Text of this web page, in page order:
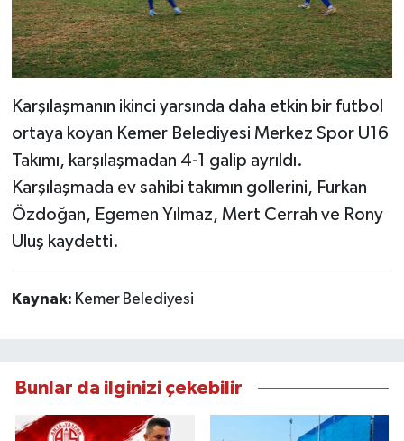
Karşılaşmanın ikinci yarsında daha etkin bir futbol
ortaya koyan Kemer Belediyesi Merkez Spor U16
Takımı, karşılaşmadan 4-1 galip ayrıldı.
Karşılaşmada ev sahibi takımın gollerini, Furkan
Özdoğan, Egemen Yılmaz, Mert Cerrah ve Rony
Uluş kaydetti.
Kaynak: Kemer Belediyesi
Bunlar da ilginizi çekebilir